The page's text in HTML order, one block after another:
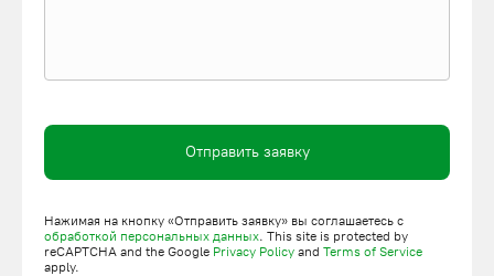
Отправить заявку
Нажимая на кнопку «Отправить заявку» вы соглашаетесь с
обработкой персональных данных. This site is protected by
reCAPTCHA and the Google Privacy Policy and Terms of Service
apply.